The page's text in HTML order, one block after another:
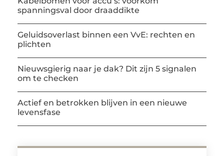
spanningsval door draaddikte
Geluidsoverlast binnen een VvE: rechten en
plichten
Nieuwsgierig naar je dak? Dit zijn 5 signalen
om te checken
Actief en betrokken blijven in een nieuwe
levensfase